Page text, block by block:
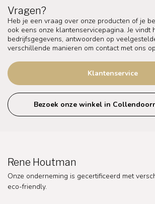
Vragen?
Heb je een vraag over onze producten of je
ook eens onze klantenservicepagina. Je vindt
bedrijfsgegevens, antwoorden op
verschillende manieren om contact met ons
Klantenservice
Bezoek onze winkel in
Rene Houtman
Onze onderneming is gecertificeerd met
eco-friendly.